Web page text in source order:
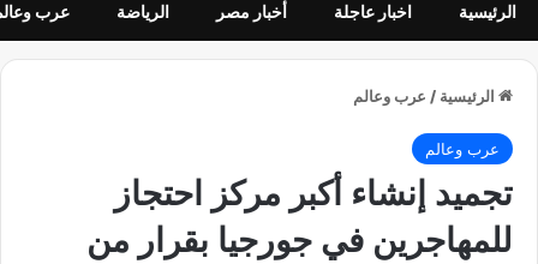
الرئيسية اخبار عاجلة أخبار مصر الرياضة عرب
الرئيسية / عرب وعالم
عرب وعالم
تجميد إنشاء أكبر مركز احتجاز
للمهاجرين في جورجيا بقرار من